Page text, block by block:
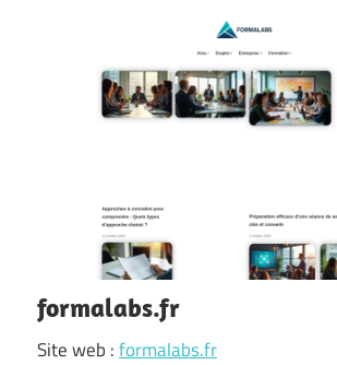
formalabs.fr
Site web :formalabs.fr